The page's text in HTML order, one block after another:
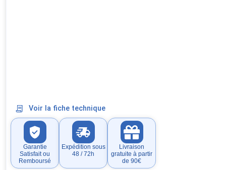
Voir la fiche technique
Garantie
Satisfait ou
Remboursé
Expédition sous
48 / 72h
Livraison
gratuite à partir
de 90€